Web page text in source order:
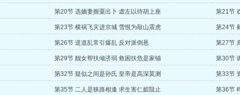
第20节 选嫡妻握粟出卜 虚左以待胡上座 第21节
第23节 横祸飞灾进京城 雪恨为敲山震虎 第24节
第26节 逆道乱常引爆乱 反对派倒悬 第27节
第29节 靓女帮扶倾济弱 救困扶危是家铺 第30节
第32节 疑似之间是孙氏 皇帝是高深莫测 第33节
第35节 二人是狭路相逢 求生害仁嫔阻止 第36节